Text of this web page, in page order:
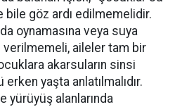
bile göz ardı edilmemelidir.
oynamasına veya suya
aileler tam bir
akarsuların sinsi
erken yaşta anlatılmalıdır.
yürüyüş alanlarında